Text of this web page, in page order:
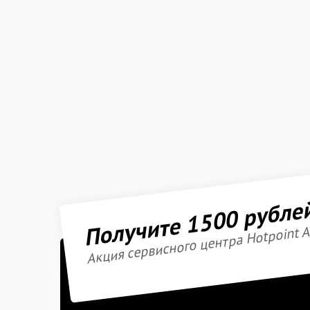
Получите 1500
Акция сервисного центра Hotpoint